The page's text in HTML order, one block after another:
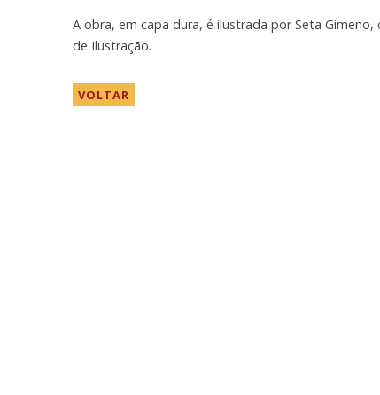
A obra, em capa dura, é ilustrada por Seta
de Ilustração.
VOLTAR